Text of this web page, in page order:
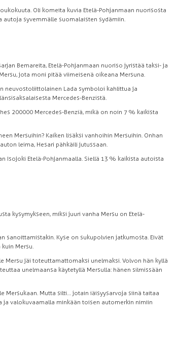
Oli komeita kuvia Etelä-Pohjanmaan nuorisosta
autoja syvemmälle suomalaisten sydämiin.
Bemareita, Etelä-Pohjanmaan nuoriso jyristää taksi- ja
jota moni pitää viimeisenä oikeana Mersuna.
neuvostoliittolainen Lada symboloi kahlittua ja
Mercedes-Benzistä.
200 000 Mercedes-Benziä, mikä on noin 7 % kaikista
Mersuihin? Kaiken lisäksi vanhoihin Mersuihin. Onhan
leima, Hesari pähkäili jutussaan.
Isojoki Etelä-Pohjanmaalla. Siellä 13 % kaikista autoista
kysymykseen, miksi juuri vanha Mersu on Etelä-
sanoittamistakin. Kyse on sukupolvien jatkumosta. Eivät
Mersu.
Mersu jäi toteuttamattomaksi unelmaksi. Volvon hän kyllä
unelmaansa käytetyllä Mersulla: hänen silmissään
Mersukaan. Mutta silti… jotain iäisyysarvoja siinä taitaa
ja valokuvaamalla minkään toisen automerkin nimiin